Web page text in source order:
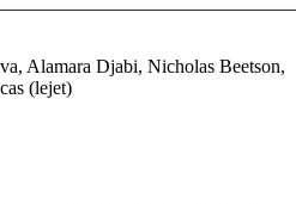
Alamara Djabi, Nicholas Beetson,
(lejet)